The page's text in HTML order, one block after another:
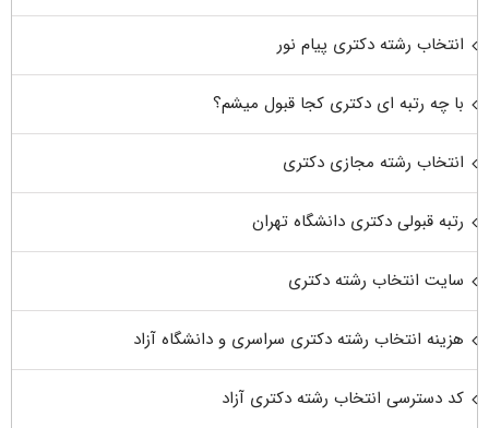
انتخاب رشته دکتری پیام نور
با چه رتبه ای دکتری کجا قبول میشم؟
انتخاب رشته مجازی دکتری
رتبه قبولی دکتری دانشگاه تهران
سایت انتخاب رشته دکتری
هزینه انتخاب رشته دکتری سراسری و دانشگاه آزاد
کد دسترسی انتخاب رشته دکتری آزاد